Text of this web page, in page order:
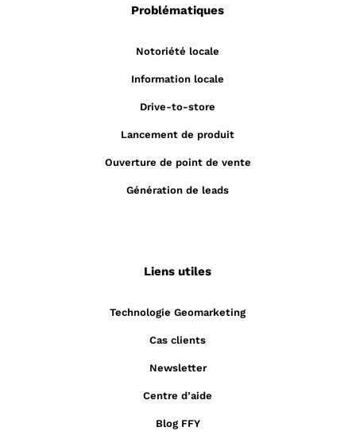
Problématiques
Notoriété locale
Information locale
Drive-to-store
Lancement de produit
Ouverture de point de vente
Génération de leads
Liens utiles
Technologie Geomarketing
Cas clients
Newsletter
Centre d’aide
Blog FFY